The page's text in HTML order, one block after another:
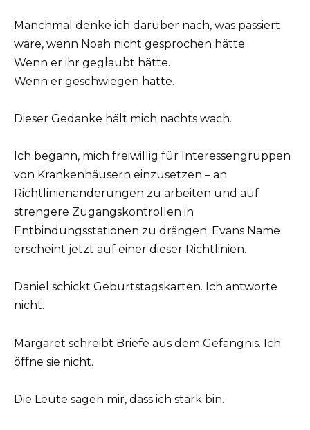
Manchmal denke ich darüber nach, was passiert
wäre, wenn Noah nicht gesprochen hätte.
Wenn er ihr geglaubt hätte.
Wenn er geschwiegen hätte.
Dieser Gedanke hält mich nachts wach.
Ich begann, mich freiwillig für Interessengruppen
von Krankenhäusern einzusetzen – an
Richtlinienänderungen zu arbeiten und auf
strengere Zugangskontrollen in
Entbindungsstationen zu drängen. Evans Name
erscheint jetzt auf einer dieser Richtlinien.
Daniel schickt Geburtstagskarten. Ich antworte
nicht.
Margaret schreibt Briefe aus dem Gefängnis. Ich
öffne sie nicht.
Die Leute sagen mir, dass ich stark bin.